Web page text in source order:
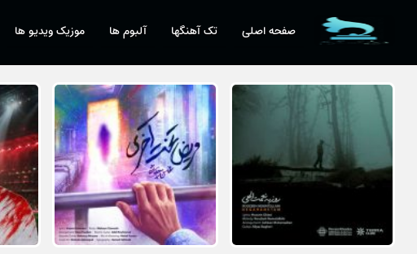
صفحه اصلی تک آهنگها آلبوم ها موزیک ویدیو ها